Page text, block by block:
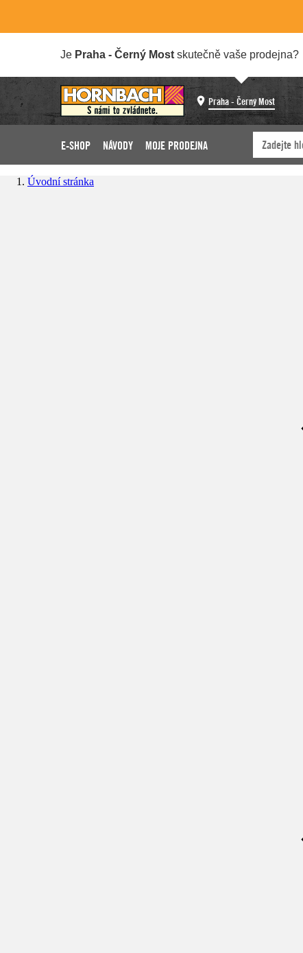
Je Praha - Černý Most skutečně vaše prodejna?
Praha - Černý Most
E-SHOP NÁVODY MOJE PRODEJNA
Úvodní stránka